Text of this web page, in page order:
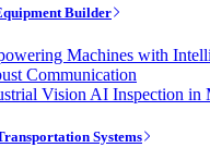
Builder
Machines with
Communication
Vision AI Inspection in
Systems